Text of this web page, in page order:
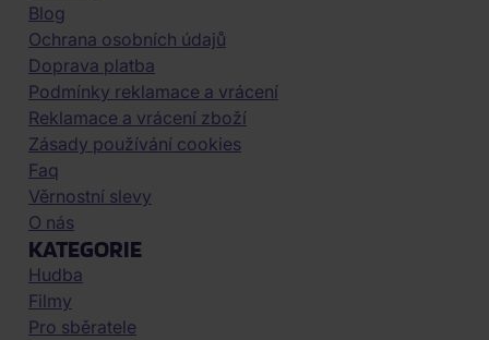
Blog
Ochrana osobních údajů
Doprava platba
Podmínky reklamace a vrácení
Reklamace a vrácení zboží
Zásady používání cookies
Faq
Věrnostní slevy
O nás
KATEGORIE
Hudba
Filmy
Pro sběratele